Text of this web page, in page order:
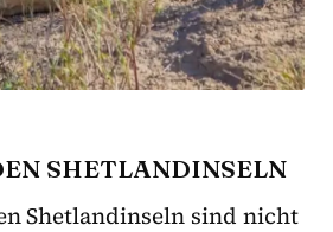
SHETLANDINSELN
Shetlandinseln sind nicht